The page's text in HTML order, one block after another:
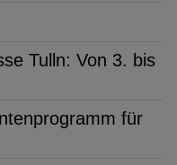
Tulln: Von 3. bis
für